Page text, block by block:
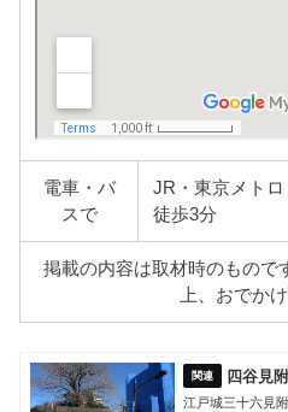
電車・バ
スで
JR・東京メト
徒歩3分
掲載の内容は取材時のもので
上、おでかけ
四谷見
江戸城三十六見